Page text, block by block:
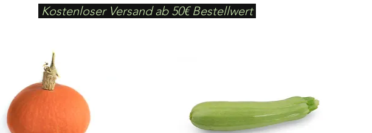
Kostenloser Versand ab 50€ Bestellwert